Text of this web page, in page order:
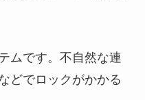
ムです。不自然な連
どでロックがかかる